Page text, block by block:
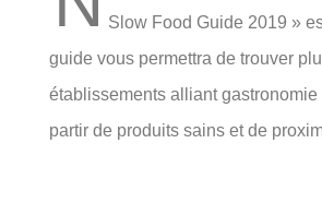
Slow Food Guide 2019 »
guide vous permettra de trouver
établissements alliant gastronomie
partir de produits sains et de